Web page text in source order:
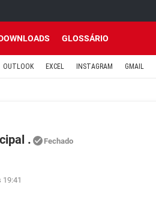
GLOSSÁRIO
OUTLOOK EXCEL INSTAGRAM GMAIL
. Fechado
19:41